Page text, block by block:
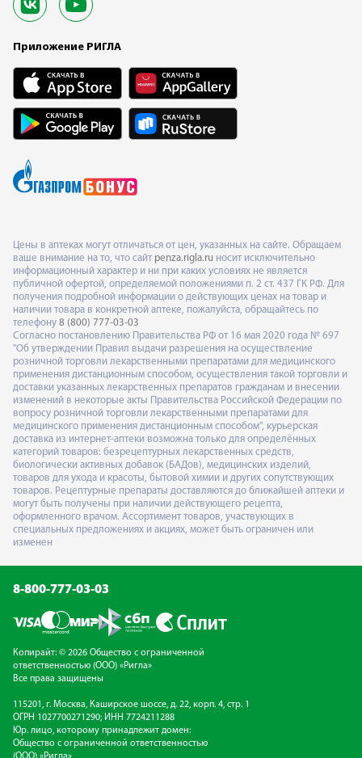
Приложение РИГЛА
Цены в аптеках могут отличаться от цен, указанных на сайте. Обращаем
ваше внимание на то, что сайт penza.rigla.ru носит исключительно
информационный характер и ни при каких условиях не является
публичной офертой, определяемой положениями п. 2 ст. 437 ГК РФ. Для
получения подробной информации о действующих ценах на товар и
наличии товара в конкретной аптеке, пожалуйста, обращайтесь по
телефону 8 (800) 777-03-03
Согласно постановлению Правительства РФ от 16 мая 2020 года № 697
"Об утверждении Правил выдачи разрешения на осуществление
розничной торговли лекарственными препаратами для медицинского
применения дистанционным способом, осуществления такой торговли и
доставки указанных лекарственных препаратов гражданам и внесении
изменений в некоторые акты Правительства Российской Федерации по
вопросу розничной торговли лекарственными препаратами для
медицинского применения дистанционным способом", курьерская
доставка из интернет-аптеки возможна только для определённых
категорий товаров: безрецептурных лекарственных средств,
биологически активных добавок (БАДов), медицинских изделий,
товаров для ухода и красоты, бытовой химии и других сопутствующих
товаров. Рецептурные препараты доставляются до ближайшей аптеки и
могут быть получены при наличии действующего рецепта,
оформленного врачом. Ассортимент товаров, участвующих в
специальных предложениях и акциях, может быть ограничен или
изменен
8-800-777-03-03
Копирайт: © 2026 Общество с ограниченной
ответственностью (ООО) «Ригла»
Все права защищены
115201, г. Москва, Каширское шоссе, д. 22, корп. 4, стр. 1
ОГРН 1027700271290; ИНН 7724211288
Юр. лицо, которому принадлежит домен:
Общество с ограниченной ответственностью